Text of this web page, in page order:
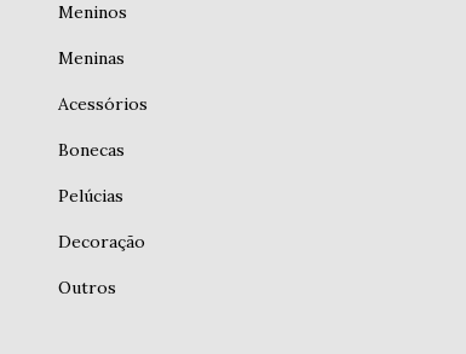
Meninos
Meninas
Acessórios
Bonecas
Pelúcias
Decoração
Outros